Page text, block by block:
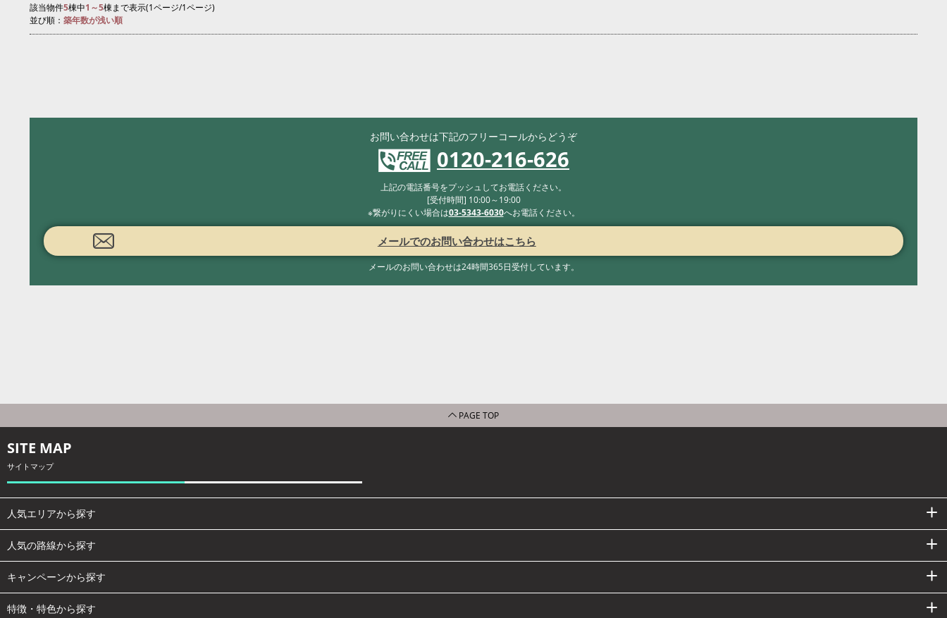
該当物件5棟中1～5棟まで表示(1ページ/1ページ)
並び順： 築年数が浅い順
お問い合わせは下記のフリーコールからどうぞ
0120-216-626
上記の電話番号をプッシュしてお電話ください。
[受付時間] 10:00～19:00
※繋がりにくい場合は03-5343-6030へお電話ください。
メールでのお問い合わせはこちら
メールのお問い合わせは24時間365日受付しています。
PAGE TOP
SITE MAP
サイトマップ
人気エリアから探す
人気の路線から探す
キャンペーンから探す
特徴・特色から探す